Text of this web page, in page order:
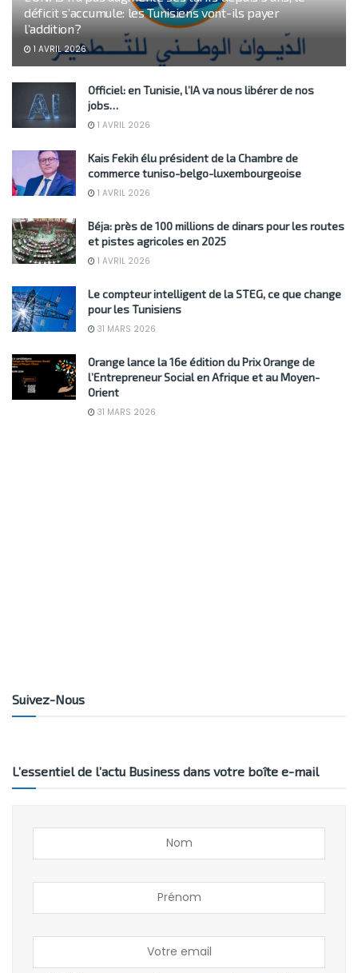
déficit s’accumule: les Tunisiens vont-ils payer
l’addition?
1 AVRIL 2026
Officiel: en Tunisie, l’IA va nous libérer de nos
jobs…
1 AVRIL 2026
Kais Fekih élu président de la Chambre de
commerce tuniso-belgo-luxembourgeoise
1 AVRIL 2026
Béja: près de 100 millions de dinars pour les routes
et pistes agricoles en 2025
1 AVRIL 2026
Le compteur intelligent de la STEG, ce que change
pour les Tunisiens
31 MARS 2026
Orange lance la 16e édition du Prix Orange de
l’Entrepreneur Social en Afrique et au Moyen-
Orient
31 MARS 2026
Suivez-Nous
L’essentiel de l’actu Business dans votre boîte e-mail